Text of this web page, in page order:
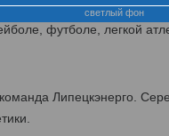
энергетиков
футболе, легкой
Липецкэнерго.
светлый фон